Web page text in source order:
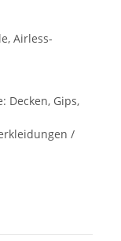
Airless-
Decken, Gips,
/